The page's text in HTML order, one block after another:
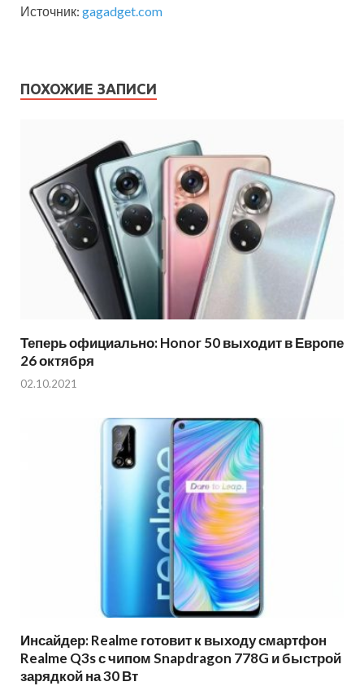
Источник: gagadget.com
ПОХОЖИЕ ЗАПИСИ
Теперь официально: Honor 50 выходит в Европе
26 октября
02.10.2021
Инсайдер: Realme готовит к выходу смартфон
Realme Q3s с чипом Snapdragon 778G и быстрой
зарядкой на 30 Вт